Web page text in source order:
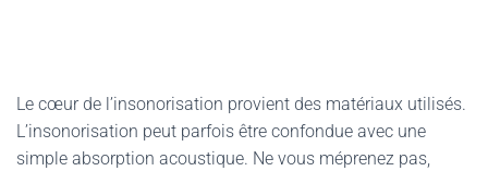
Le cœur de l’insonorisation provient des matériaux utilisés.
L’insonorisation peut parfois être confondue avec une
simple absorption acoustique. Ne vous méprenez pas,